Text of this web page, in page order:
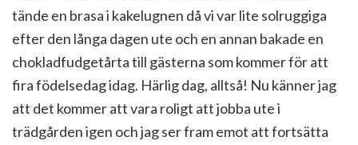
tände en brasa i kakelugnen då vi var lite solruggiga
efter den långa dagen ute och en annan bakade en
chokladfudgetårta till gästerna som kommer för att
fira födelsedag idag. Härlig dag, alltså! Nu känner jag
att det kommer att vara roligt att jobba ute i
trädgården igen och jag ser fram emot att fortsätta